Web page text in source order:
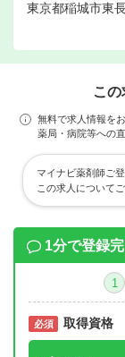
東京都稲城市東
こ
無料で求人情報を
薬局・病院等への
マイナビ薬剤師ご
この求人について
1分で登録
1
必須 取得資格